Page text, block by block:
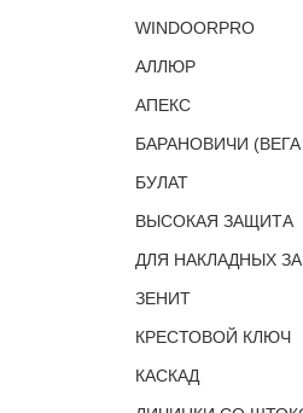
WINDOORPRO
АЛЛЮР
АПЕКС
БАРАНОВИЧИ
БУЛАТ
ВЫСОКАЯ ЗАЩИТА
ДЛЯ НАКЛАДНЫХ
ЗЕНИТ
КРЕСТОВОЙ КЛЮЧ
КАСКАД